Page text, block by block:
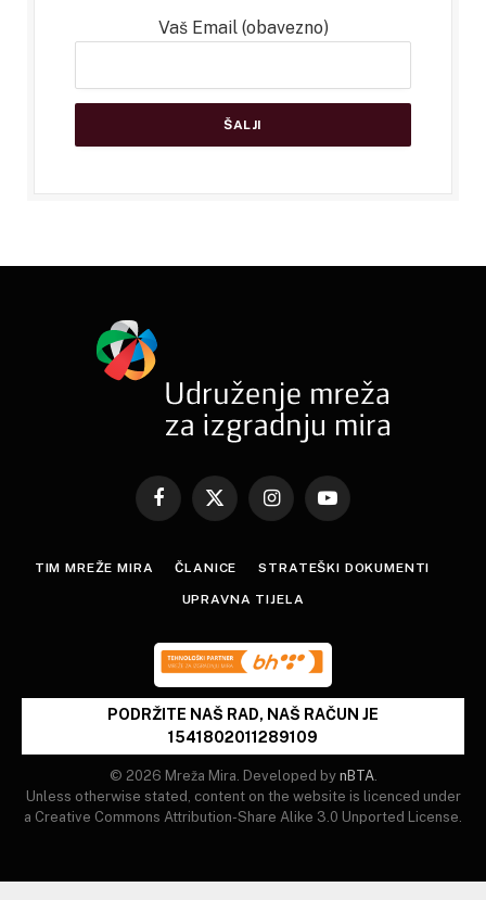
Vaš Email (obavezno)
Facebook
X
InstagramYouTube
TIM MREŽE MIRA ČLANICE STRATEŠKI DOKUMENTI
UPRAVNA TIJELA
PODRŽITE NAŠ RAD, NAŠ RAČUN JE
1541802011289109
© 2026 Mreža Mira. Developed by nBTA.
Unless otherwise stated, content on the website is licenced under
a Creative Commons Attribution-Share Alike 3.0 Unported License.